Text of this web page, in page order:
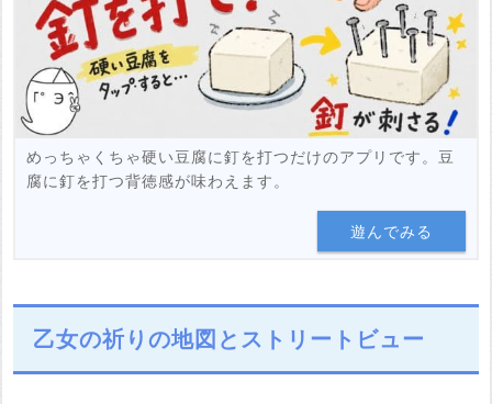
めっちゃくちゃ硬い豆腐に釘を打つだけのアプリです。豆
腐に釘を打つ背徳感が味わえます。
遊んでみる
乙女の祈りの地図とストリートビュー